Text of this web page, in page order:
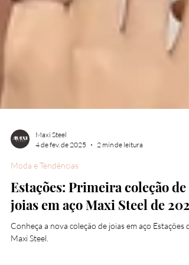
4 de fev. de 2025
2 min de leitura
Moda e Tendências
Estações: Primeira coleção de
joias em aço Maxi Steel de 2025